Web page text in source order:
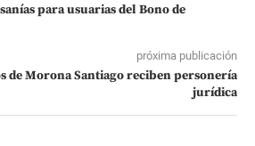
para usuarias del Bono de
próxima publicación
de Morona Santiago reciben personería
jurídica